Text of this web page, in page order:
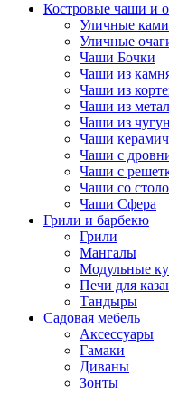
Костровые чаши и
Уличные
Уличные
Чаши Бочки
Чаши из
Чаши из
Чаши из
Чаши из
Чаши
Чаши с
Чаши с
Чаши со
Чаши Сфера
Грили и барбекю
Грили
Мангалы
Модульные
Печи для
Тандыры
Садовая мебель
Аксессуары
Гамаки
Диваны
Зонты